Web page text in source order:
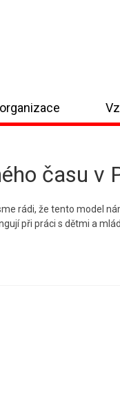
času v
rádi, že tento model
při práci s dětmi a